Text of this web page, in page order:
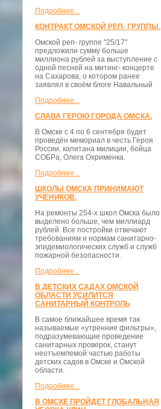
Подробнее...
КОНТРАКТ ОМСКОЙ РЕП- ГРУППЫ.
Омской реп- группе "25/17"
предложили сумму больше
миллиона рублей за выступление с
одной песней на митинг- концерте
на Сахарова, о котором ранее
заявлял в своём блоге Навальный
Подробнее...
СЛАВА ГЕРОЮ ГОРОДА ОМСКА.
В Омске с 4 по 6 сентября будет
проведён мемориал в честь Героя
России, капитана милиции, бойца
СОБРа, Олега Охрименка.
Подробнее...
ШКОЛЫ ОМСКА ПРИНИМАЮТ
УЧЕНИКОВ.
На ремонты 254-х школ Омска было
выделено больше, чем миллиард
рублей. Все постройки отвечают
требованиям и нормам санитарно-
эпидемиологических служб и служб
пожарной безопасности.
Подробнее...
В ДЕТСКИХ САДАХ ОМСКОЙ
ОБЛАСТИ УСИЛИТСЯ
САНИТАРНЫЙ КОНТРОЛЬ
В самое ближайшее время так
называемые «утренние фильтры»,
подразумевающие проведение
санитарных проверок, станут
неотъемлемой частью работы
детских садов в Омске и Омской
области.
Подробнее...
В ОМСКЕ ПРОЙДЕТ ГЛОБАЛЬНАЯ